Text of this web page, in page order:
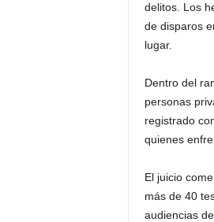
delitos. Los
de disparos
lugar.
Dentro del
personas
registrado
quienes
El juicio
más de 40
audiencias